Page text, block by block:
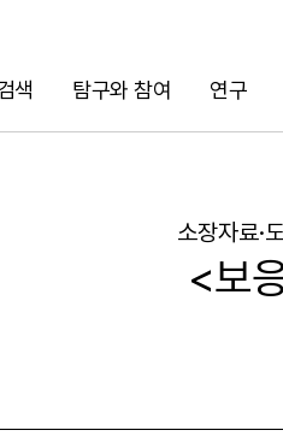
색 탐구와 참여 연구
검색
소장자료·
<보